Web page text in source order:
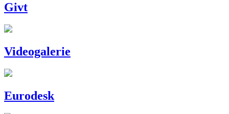
Givt
Videogalerie
Eurodesk